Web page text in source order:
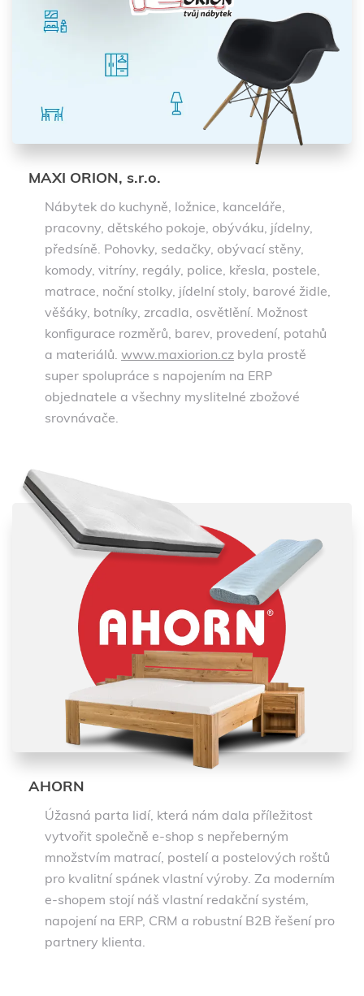
MAXI ORION, s.r.o.
Nábytek do kuchyně, ložnice, kanceláře,
pracovny, dětského pokoje, obýváku, jídelny,
předsíně. Pohovky, sedačky, obývací stěny,
komody, vitríny, regály, police, křesla, postele,
matrace, noční stolky, jídelní stoly, barové židle,
věšáky, botníky, zrcadla, osvětlění. Možnost
konfigurace rozměrů, barev, provedení, potahů
a materiálů. www.maxiorion.cz byla prostě
super spolupráce s napojením na ERP
objednatele a všechny myslitelné zbožové
srovnávače.
AHORN
Úžasná parta lidí, která nám dala příležitost
vytvořit společně e-shop s nepřeberným
množstvím matrací, postelí a postelových roštů
pro kvalitní spánek vlastní výroby. Za moderním
e-shopem stojí náš vlastní redakční systém,
napojení na ERP, CRM a robustní B2B řešení pro
partnery klienta.